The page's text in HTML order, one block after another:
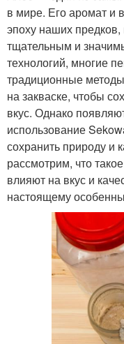
в мире. Его аромат и
эпоху наших
тщательным и
технологий, многие
традиционные
на закваске, чтобы
вкус. Однако
использование
сохранить природу и
рассмотрим, что
влияют на вкус и
настоящему